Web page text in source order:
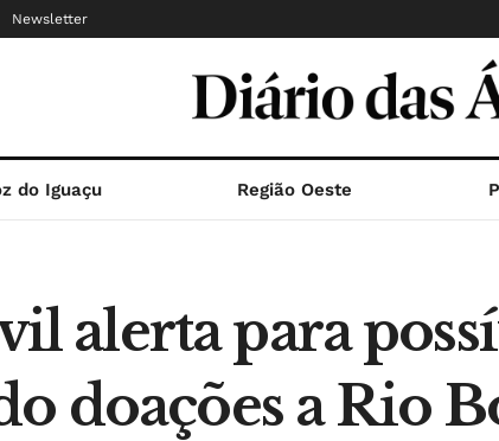
Newsletter
do Iguaçu Região Oeste
alerta para
doações a Rio